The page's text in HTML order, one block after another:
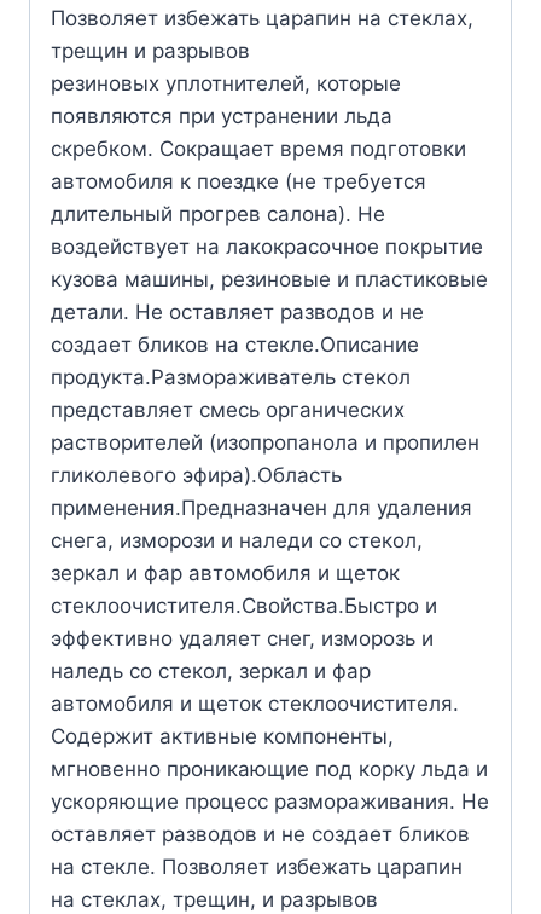
Позволяет избежать царапин на стеклах,
трещин и разрывов
резиновых уплотнителей, которые
появляются при устранении льда
скребком. Сокращает время подготовки
автомобиля к поездке (не требуется
длительный прогрев салона). Не
воздействует на лакокрасочное покрытие
кузова машины, резиновые и пластиковые
детали. Не оставляет разводов и не
создает бликов на стекле.Описание
продукта.Размораживатель стекол
представляет смесь органических
растворителей (изопропанола и пропилен
гликолевого эфира).Область
применения.Предназначен для удаления
снега, изморози и наледи со стекол,
зеркал и фар автомобиля и щеток
стеклоочистителя.Свойства.Быстро и
эффективно удаляет снег, изморозь и
наледь со стекол, зеркал и фар
автомобиля и щеток стеклоочистителя.
Содержит активные компоненты,
мгновенно проникающие под корку льда и
ускоряющие процесс размораживания. Не
оставляет разводов и не создает бликов
на стекле. Позволяет избежать царапин
на стеклах, трещин, и разрывов